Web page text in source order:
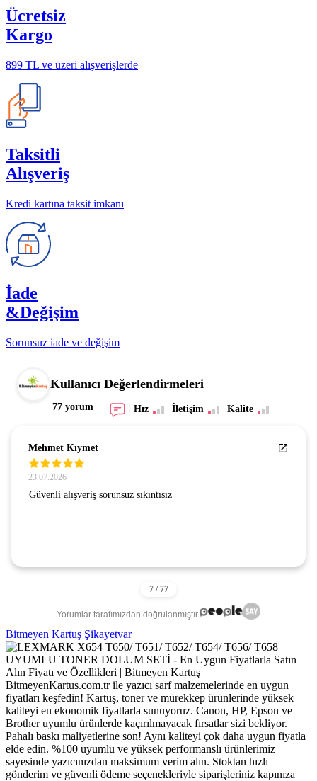
Ücretsiz
Kargo
899 TL ve üzeri alışverişlerde
Taksitli
Alışveriş
Kredi kartına taksit imkanı
İade
&Değişim
Sorunsuz iade ve değişim
Kullanıcı Değerlendirmeleri
77 yorum Hız İletişim Kalite
Mehmet Kıymet
23.07.2026
Güvenli alışveriş sorunsuz sıkıntısız
Yorumlar tarafımızdan doğrulanmıştır.
Bitmeyen Kartuş Şikayetvar
BitmeyenKartus.com.tr ile yazıcı sarf malzemelerinde en uygun
fiyatları keşfedin! Kartuş, toner ve mürekkep ürünlerinde yüksek
kaliteyi en ekonomik fiyatlarla sunuyoruz. Canon, HP, Epson ve
Brother uyumlu ürünlerde kaçırılmayacak fırsatlar sizi bekliyor.
Pahalı baskı maliyetlerine son! Aynı kaliteyi çok daha uygun fiyatla
elde edin. %100 uyumlu ve yüksek performanslı ürünlerimiz
sayesinde yazıcınızdan maksimum verim alın. Stoktan hızlı
gönderim ve güvenli ödeme seçenekleriyle siparişleriniz kapınıza